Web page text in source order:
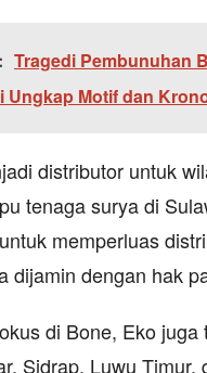
Tragedi Pembunuhan
Ungkap Motif dan
distributor untuk
tenaga surya di
memperluas
dijamin dengan hak
di Bone, Eko
Sidrap, Luwu